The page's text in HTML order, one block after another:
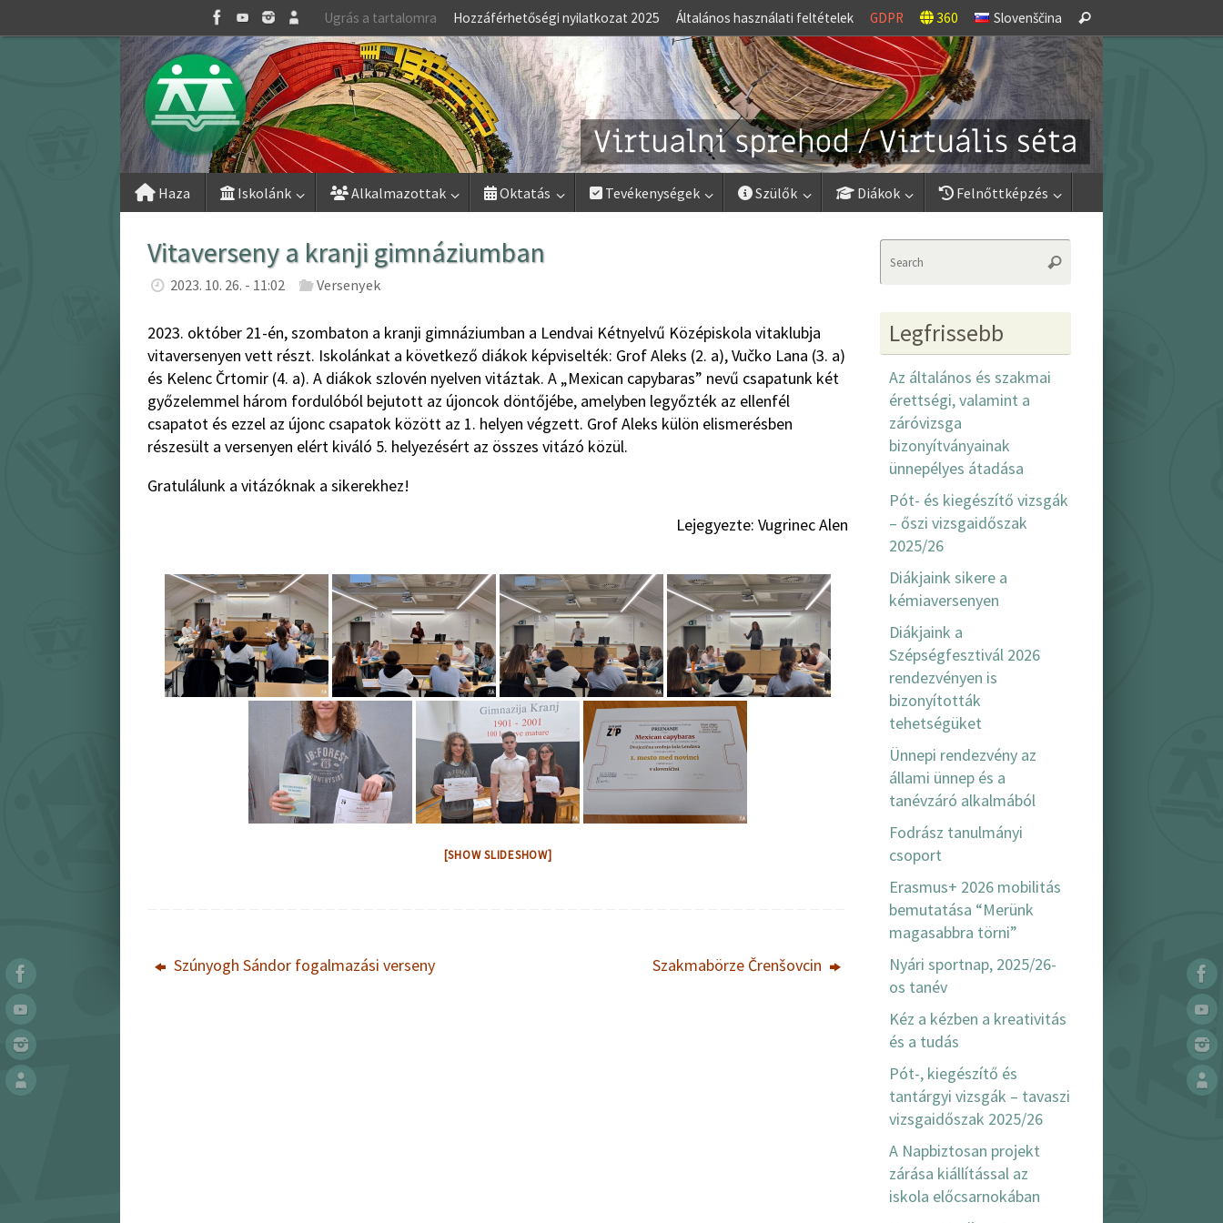
to
Ugrás a tartalomra Hozzáférhetőségi nyilatkozat 2025 Általános használati feltételek GDPR 360 Slovenščina
for:
Search
Skip
Haza Iskolánk Alkalmazottak Oktatás Tevékenységek Szülők Diákok Felnőttképzés
Vitaverseny a kranji gimnáziumban
2023. 10. 26. - 11:02 Versenyek
2023. október 21-én, szombaton a kranji gimnáziumban a Lendvai Kétnyelvű Középiskola vitaklubja
vitaversenyen vett részt. Iskolánkat a következő diákok képviselték: Grof Aleks (2. a), Vučko Lana (3. a)
és Kelenc Črtomir (4. a). A diákok szlovén nyelven vitáztak. A „Mexican capybaras” nevű csapatunk két
győzelemmel három fordulóból bejutott az újoncok döntőjébe, amelyben legyőzték az ellenfél
csapatot és ezzel az újonc csapatok között az 1. helyen végzett. Grof Aleks külön elismerésben
részesült a versenyen elért kiváló 5. helyezésért az összes vitázó közül.
Gratulálunk a vitázóknak a sikerekhez!
Lejegyezte: Vugrinec Alen
[SHOW SLIDESHOW]
Szúnyogh Sándor fogalmazási verseny Szakmabörze Črenšovcin
Search
Legfrissebb
Az általános és szakmai
érettségi, valamint a
záróvizsga
bizonyítványainak
ünnepélyes átadása
Pót- és kiegészítő vizsgák
– őszi vizsgaidőszak
2025/26
Diákjaink sikere a
kémiaversenyen
Diákjaink a
Szépségfesztivál 2026
rendezvényen is
bizonyították
tehetségüket
Ünnepi rendezvény az
állami ünnep és a
tanévzáró alkalmából
Fodrász tanulmányi
csoport
Erasmus+ 2026 mobilitás
bemutatása “Merünk
magasabbra törni”
Nyári sportnap, 2025/26-
os tanév
Kéz a kézben a kreativitás
és a tudás
Pót-, kiegészítő és
tantárgyi vizsgák – tavaszi
vizsgaidőszak 2025/26
A Napbiztosan projekt
zárása kiállítással az
iskola előcsarnokában